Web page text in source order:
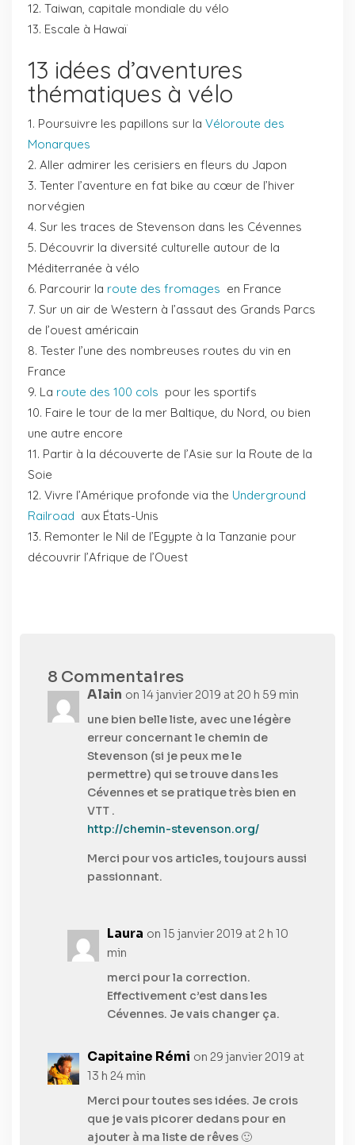
Taiwan, capitale mondiale du vélo
Escale à Hawaï
13 idées d’aventures
thématiques à vélo
Poursuivre les papillons sur la Véloroute des
Monarques
Aller admirer les cerisiers en fleurs du Japon
Tenter l’aventure en fat bike au cœur de l’hiver
norvégien
Sur les traces de Stevenson dans les Cévennes
Découvrir la diversité culturelle autour de la
Méditerranée à vélo
Parcourir la route des fromages en France
Sur un air de Western à l’assaut des Grands Parcs
de l’ouest américain
Tester l’une des nombreuses routes du vin en
France
La route des 100 cols pour les sportifs
Faire le tour de la mer Baltique, du Nord, ou bien
une autre encore
Partir à la découverte de l’Asie sur la Route de la
Soie
Vivre l’Amérique profonde via the Underground
Railroad aux États-Unis
Remonter le Nil de l’Egypte à la Tanzanie pour
découvrir l’Afrique de l’Ouest
8 Commentaires
Alain on 14 janvier 2019 at 20 h 59 min
une bien belle liste, avec une légère
erreur concernant le chemin de
Stevenson (si je peux me le
permettre) qui se trouve dans les
Cévennes et se pratique très bien en
VTT .
http://chemin-stevenson.org/
Merci pour vos articles, toujours aussi
passionnant.
Laura on 15 janvier 2019 at 2 h 10
min
merci pour la correction.
Effectivement c’est dans les
Cévennes. Je vais changer ça.
Capitaine Rémi on 29 janvier 2019 at
13 h 24 min
Merci pour toutes ses idées. Je crois
que je vais picorer dedans pour en
ajouter à ma liste de rêves 🙂